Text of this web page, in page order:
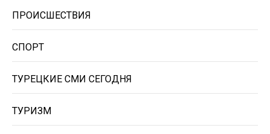
ПРОИСШЕСТВИЯ
СПОРТ
ТУРЕЦКИЕ СМИ СЕГОДНЯ
ТУРИЗМ